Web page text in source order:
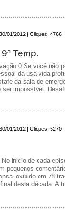
01/2012 | Cliques: 4766
Temp.
0 Se você não
da usa vida
da sala de
ser impossível.
01/2012 | Cliques: 5270
inicio de cada
pequenos
exibido em 78
desta década. A